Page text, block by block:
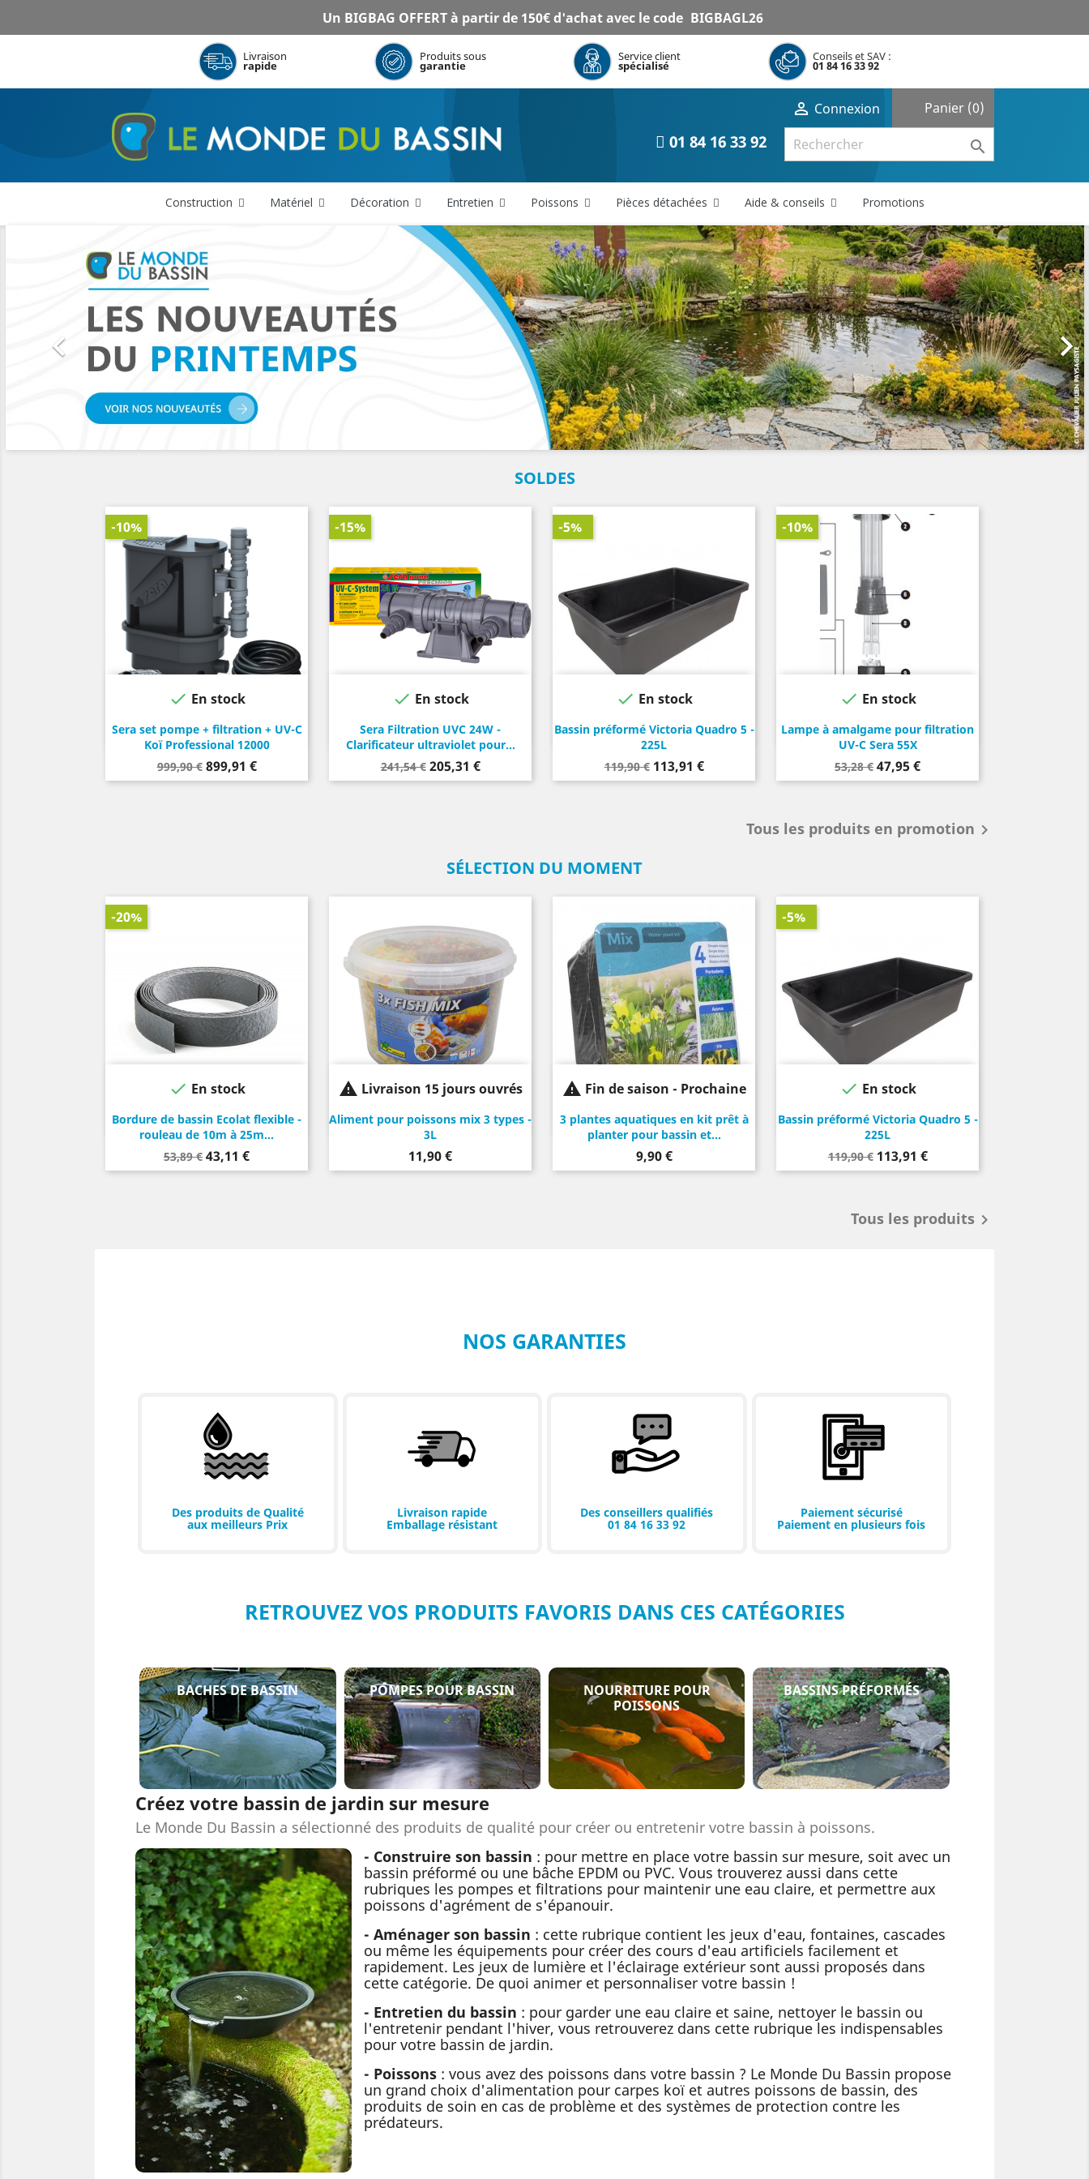
Un BIGBAG OFFERT à partir de 150€ d'achat avec le code BIGBAGL26
Livraison
rapide
Produits sous
garantie
Service client
spécialisé
Conseils et SAV :
01 84 16 33 92
 Connexion Panier (0)
01 84 16 33 92 
Construction Matériel Décoration Entretien Poissons Pièces détachées Aide & conseils Promotions
 
Suivant
SOLDES
Sera set pompe + filtration + UV-C
Koï Professional 12000
Prix
de
999,90 € Prix
899,91 €
-10%
 En stock
Sera Filtration UVC 24W -
Clarificateur ultraviolet pour...
Prix
de
241,54 € Prix
205,31 €
-15%
 En stock
Bassin préformé Victoria Quadro 5 -
225L
Prix
de
119,90 € Prix
113,91 €
-5%
 En stock
Lampe à amalgame pour filtration
UV-C Sera 55X
Prix
de
53,28 € Prix
47,95 €
-10%
 En stock
Tous les produits en promotion 
SÉLECTION DU MOMENT
Bordure de bassin Ecolat flexible -
rouleau de 10m à 25m...
Prix
de
53,89 € Prix
43,11 €
-20%
 En stock
Gris
Noir
Aliment pour poissons mix 3 types -
3L
Prix
11,90 €
 Livraison 15 jours ouvrés
3 plantes aquatiques en kit prêt à
planter pour bassin et...
Prix
9,90 €
 Fin de saison - Prochaine
Bassin préformé Victoria Quadro 5 -
225L
Prix
de
119,90 € Prix
113,91 €
-5%
 En stock
Tous les produits 
NOS GARANTIES
Des produits de Qualité
aux meilleurs Prix
Livraison rapide
Emballage résistant
Des conseillers qualifiés
01 84 16 33 92
Paiement sécurisé
Paiement en plusieurs fois
RETROUVEZ VOS PRODUITS FAVORIS DANS CES CATÉGORIES
BACHES DE BASSIN POMPES POUR BASSIN
NOURRITURE POUR
POISSONS
BASSINS PRÉFORMÉS
Créez votre bassin de jardin sur mesure
Le Monde Du Bassin a sélectionné des produits de qualité pour créer ou entretenir votre bassin à poissons.
- Construire son bassin : pour mettre en place votre bassin sur mesure, soit avec un
bassin préformé ou une bâche EPDM ou PVC. Vous trouverez aussi dans cette
rubriques les pompes et filtrations pour maintenir une eau claire, et permettre aux
poissons d'agrément de s'épanouir.
- Aménager son bassin : cette rubrique contient les jeux d'eau, fontaines, cascades
ou même les équipements pour créer des cours d'eau artificiels facilement et
rapidement. Les jeux de lumière et l'éclairage extérieur sont aussi proposés dans
cette catégorie. De quoi animer et personnaliser votre bassin !
- Entretien du bassin : pour garder une eau claire et saine, nettoyer le bassin ou
l'entretenir pendant l'hiver, vous retrouverez dans cette rubrique les indispensables
pour votre bassin de jardin.
- Poissons : vous avez des poissons dans votre bassin ? Le Monde Du Bassin propose
un grand choix d'alimentation pour carpes koï et autres poissons de bassin, des
produits de soin en cas de problème et des systèmes de protection contre les
prédateurs.